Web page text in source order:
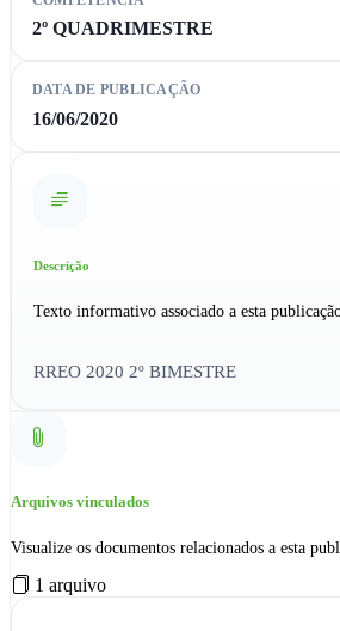
2º QUADRIMESTRE
DATA DE PUBLICAÇÃO
16/06/2020
Descrição
Texto informativo associado a esta
RREO 2020 2º BIMESTRE
Arquivos vinculados
Visualize os documentos relacionados a esta
1 arquivo